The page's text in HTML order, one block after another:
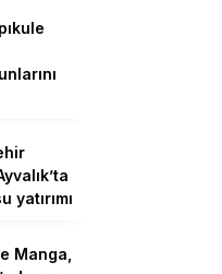
yatırımı
Manga,